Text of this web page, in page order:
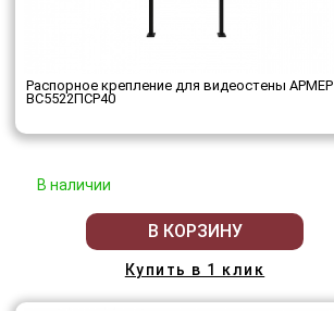
Распорное крепление для видеостены АРМЕР
ВС5522ПСР40
В наличии
В КОРЗИНУ
Купить в 1 клик